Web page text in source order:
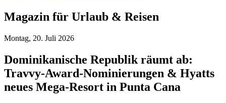
Magazin für Urlaub & Reisen
Montag, 20. Juli 2026
Dominikanische Republik räumt ab:
Travvy-Award-Nominierungen & Hyatts
neues Mega-Resort in Punta Cana